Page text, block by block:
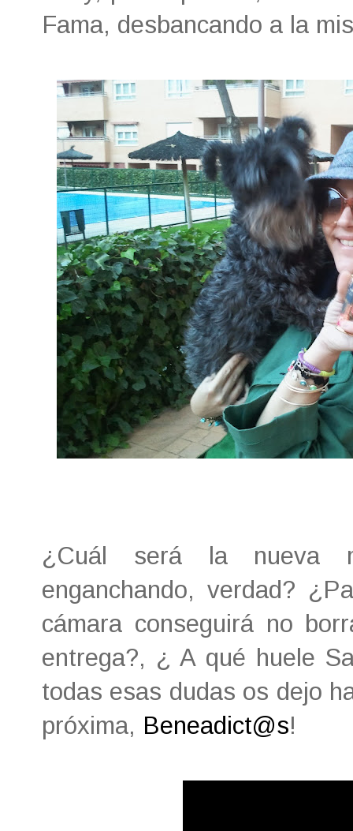
Fama, desbancando a la
¿Cuál será la nueva
enganchando, verdad?
cámara conseguirá no
entrega?, ¿ A qué huele
todas esas dudas os dejo
próxima, Beneadict@s!